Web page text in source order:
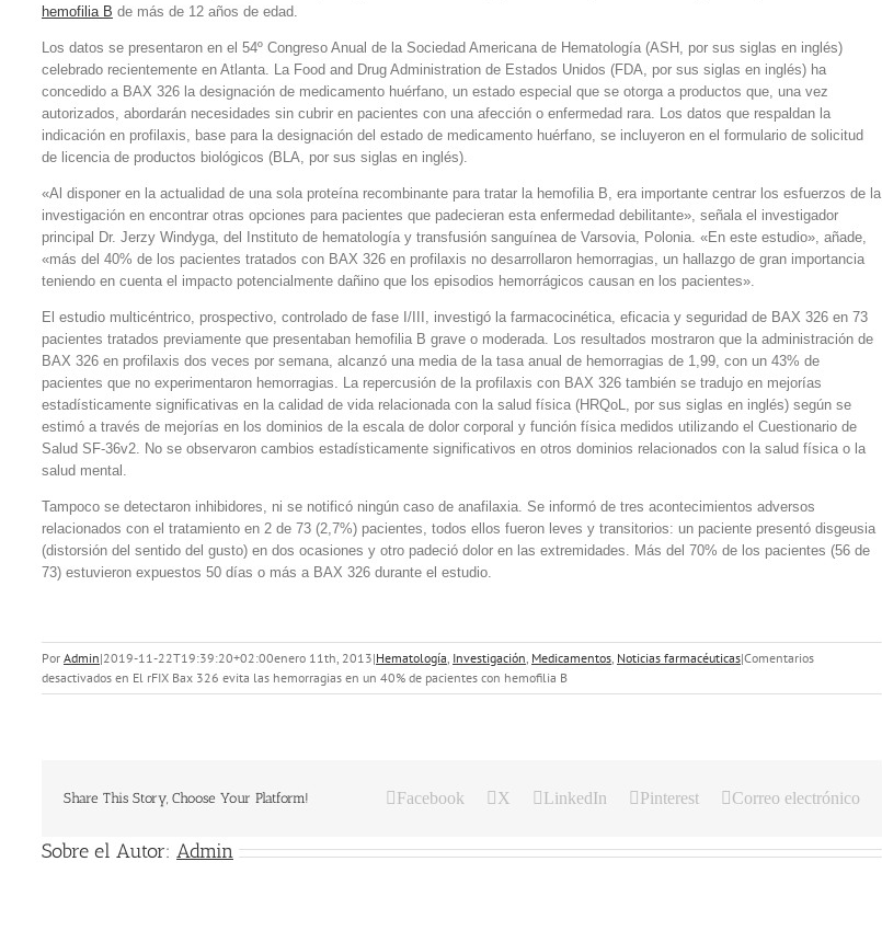
hemofilia B de más de 12 años de edad.
Los datos se presentaron en el 54º Congreso Anual de la Sociedad Americana de Hematología (ASH, por sus siglas en inglés)
celebrado recientemente en Atlanta. La Food and Drug Administration de Estados Unidos (FDA, por sus siglas en inglés) ha
concedido a BAX 326 la designación de medicamento huérfano, un estado especial que se otorga a productos que, una vez
autorizados, abordarán necesidades sin cubrir en pacientes con una afección o enfermedad rara. Los datos que respaldan la
indicación en profilaxis, base para la designación del estado de medicamento huérfano, se incluyeron en el formulario de solicitud
de licencia de productos biológicos (BLA, por sus siglas en inglés).
«Al disponer en la actualidad de una sola proteína recombinante para tratar la hemofilia B, era importante centrar los esfuerzos de la
investigación en encontrar otras opciones para pacientes que padecieran esta enfermedad debilitante», señala el investigador
principal Dr. Jerzy Windyga, del Instituto de hematología y transfusión sanguínea de Varsovia, Polonia. «En este estudio», añade,
«más del 40% de los pacientes tratados con BAX 326 en profilaxis no desarrollaron hemorragias, un hallazgo de gran importancia
teniendo en cuenta el impacto potencialmente dañino que los episodios hemorrágicos causan en los pacientes».
El estudio multicéntrico, prospectivo, controlado de fase I/III, investigó la farmacocinética, eficacia y seguridad de BAX 326 en 73
pacientes tratados previamente que presentaban hemofilia B grave o moderada. Los resultados mostraron que la administración de
BAX 326 en profilaxis dos veces por semana, alcanzó una media de la tasa anual de hemorragias de 1,99, con un 43% de
pacientes que no experimentaron hemorragias. La repercusión de la profilaxis con BAX 326 también se tradujo en mejorías
estadísticamente significativas en la calidad de vida relacionada con la salud física (HRQoL, por sus siglas en inglés) según se
estimó a través de mejorías en los dominios de la escala de dolor corporal y función física medidos utilizando el Cuestionario de
Salud SF-36v2. No se observaron cambios estadísticamente significativos en otros dominios relacionados con la salud física o la
salud mental.
Tampoco se detectaron inhibidores, ni se notificó ningún caso de anafilaxia. Se informó de tres acontecimientos adversos
relacionados con el tratamiento en 2 de 73 (2,7%) pacientes, todos ellos fueron leves y transitorios: un paciente presentó disgeusia
(distorsión del sentido del gusto) en dos ocasiones y otro padeció dolor en las extremidades. Más del 70% de los pacientes (56 de
73) estuvieron expuestos 50 días o más a BAX 326 durante el estudio.
Por Admin|2019-11-22T19:39:20+02:00enero 11th, 2013|Hematología, Investigación, Medicamentos, Noticias farmacéuticas|Comentarios
desactivados en El rFIX Bax 326 evita las hemorragias en un 40% de pacientes con hemofilia B
Share This Story, Choose Your Platform! Facebook X LinkedIn Pinterest Correo electrónico
Sobre el Autor: Admin